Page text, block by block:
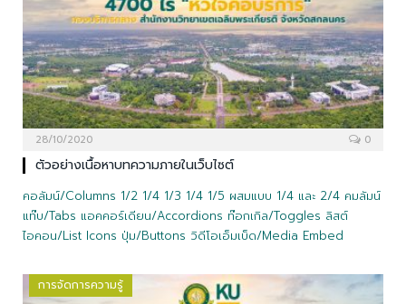
28/10/2020 0
ตัวอย่างเนื้อหาบทความภายในเว็บไซต์
คอลัมน์/Columns 1/2 1/4 1/3 1/4 1/5 ผสมแบบ 1/4 และ 2/4 คมลัมน์
แท๊บ/Tabs แอคคอร์เดียน/Accordions ท๊อกเกิล/Toggles ลิสต์
ไอคอน/List Icons ปุ่ม/Buttons วิดีโอเอ็มเบ็ด/Media Embed
การจัดการความรู้